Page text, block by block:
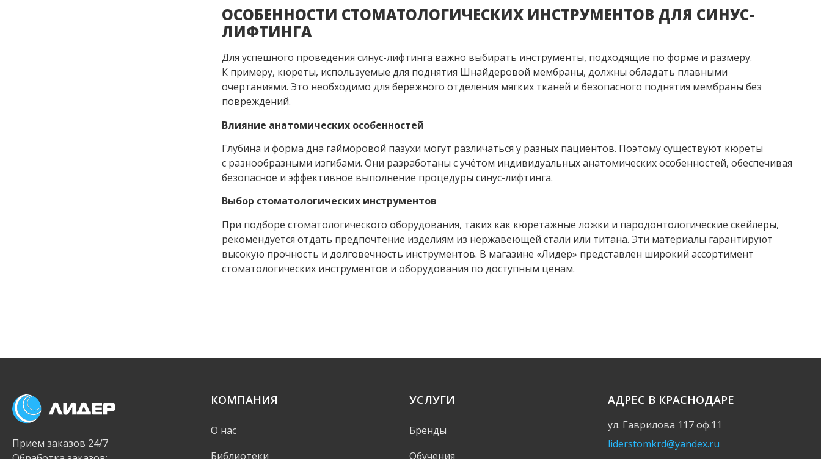
ОСОБЕННОСТИ СТОМАТОЛОГИЧЕСКИХ ИНСТРУМЕНТОВ ДЛЯ СИНУС-
ЛИФТИНГА
Для успешного проведения синус-лифтинга важно выбирать инструменты, подходящие по форме и размеру.
К примеру, кюреты, используемые для поднятия Шнайдеровой мембраны, должны обладать плавными
очертаниями. Это необходимо для бережного отделения мягких тканей и безопасного поднятия мембраны без
повреждений.
Влияние анатомических особенностей
Глубина и форма дна гайморовой пазухи могут различаться у разных пациентов. Поэтому существуют кюреты
с разнообразными изгибами. Они разработаны с учётом индивидуальных анатомических особенностей, обеспечивая
безопасное и эффективное выполнение процедуры синус-лифтинга.
Выбор стоматологических инструментов
При подборе стоматологического оборудования, таких как кюретажные ложки и пародонтологические скейлеры,
рекомендуется отдать предпочтение изделиям из нержавеющей стали или титана. Эти материалы гарантируют
высокую прочность и долговечность инструментов. В магазине «Лидер» представлен широкий ассортимент
стоматологических инструментов и оборудования по доступным ценам.
Прием заказов 24/7
КОМПАНИЯ
О нас
Библиотеки
УСЛУГИ
Бренды
Обучения
АДРЕС В КРАСНОДАРЕ
ул. Гаврилова 117 оф.11
liderstomkrd@yandex.ru